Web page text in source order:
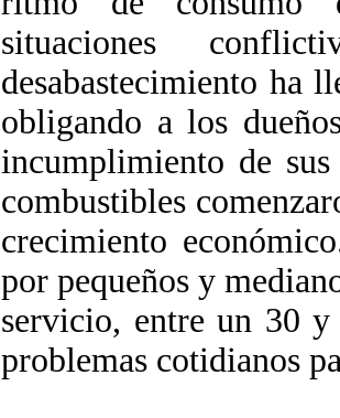
situaciones
desabastecimiento ha
obligando a los
incumplimiento de
combustibles
crecimiento
por pequeños y
servicio, entre un 30 y
problemas cotidianos